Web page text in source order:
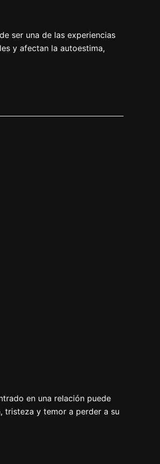
ser una de las experiencias
y afectan la autoestima,
en una relación puede
tristeza y temor a perder a su